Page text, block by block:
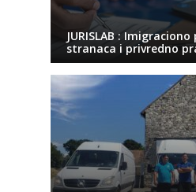
JURISLAB :
stranaca i privredno